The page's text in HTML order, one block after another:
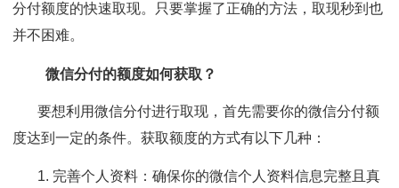
分付额度的快速取现。只要掌握了正确的方法，取现秒到也
并不困难。
微信分付的额度如何获取？
要想利用微信分付进行取现，首先需要你的微信分付额
度达到一定的条件。获取额度的方式有以下几种：
1. 完善个人资料：确保你的微信个人资料信息完整且真